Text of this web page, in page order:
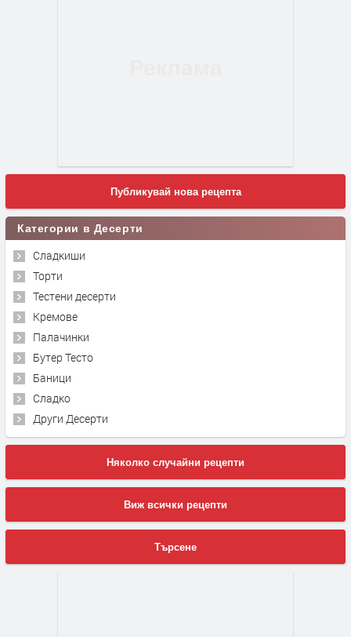
Публикувай нова рецепта
Категории в Десерти
Сладкиши
Торти
Тестени десерти
Кремове
Палачинки
Бутер Тесто
Баници
Сладко
Други Десерти
Няколко случайни рецепти
Виж всички рецепти
Търсене